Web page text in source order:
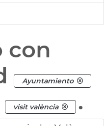
con
Ayuntamiento
visit valència .